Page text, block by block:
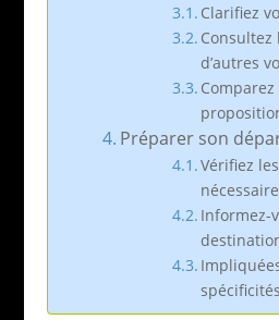
Clarifiez
Consultez
d’autres
Préparer son
Vérifiez
Informez-